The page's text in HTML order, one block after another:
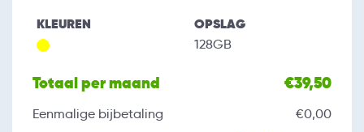
KLEUREN OPSLAG
128GB
Totaal per maand €39,50
Eenmalige bijbetaling €0,00